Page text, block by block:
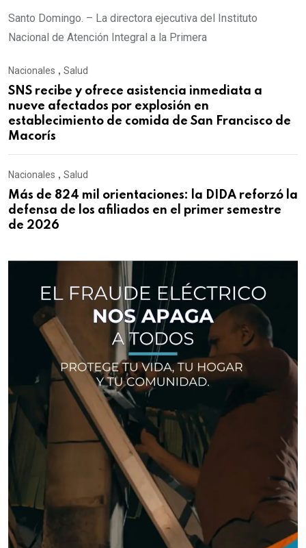
Santo Domingo. – La directora ejecutiva del Instituto
Nacional de Atención Integral a la Primera
Nacionales , Salud
SNS recibe y ofrece asistencia inmediata a
nueve afectados por explosión en
establecimiento de comida de San Francisco de
Macorís
Nacionales , Salud
Más de 824 mil orientaciones: la DIDA reforzó la
defensa de los afiliados en el primer semestre
de 2026